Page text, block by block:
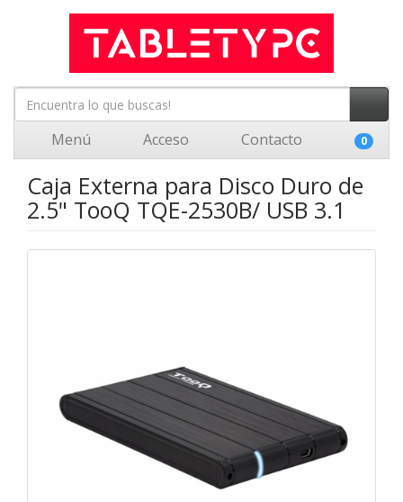
Menú Acceso Contacto 0
Caja Externa para Disco Duro de
2.5" TooQ TQE-2530B/ USB 3.1